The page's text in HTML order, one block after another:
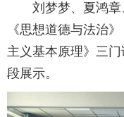
刘梦梦、夏鸿
《思想道德与法治
主义基本原理》三
段展示。